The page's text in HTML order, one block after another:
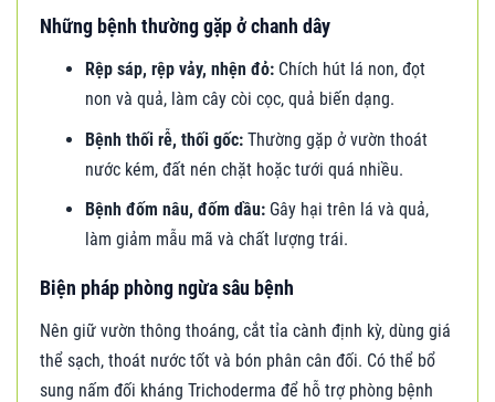
Những bệnh thường gặp ở chanh dây
Rệp sáp, rệp vảy, nhện đỏ:Chích hút lá non, đọt
non và quả, làm cây còi cọc, quả biến dạng.
Bệnh thối rễ, thối gốc:Thường gặp ở vườn thoát
nước kém, đất nén chặt hoặc tưới quá nhiều.
Bệnh đốm nâu, đốm dầu:Gây hại trên lá và quả,
làm giảm mẫu mã và chất lượng trái.
Biện pháp phòng ngừa sâu bệnh
Nên giữ vườn thông thoáng, cắt tỉa cành định kỳ, dùng giá
thể sạch, thoát nước tốt và bón phân cân đối. Có thể bổ
sung nấm đối kháng Trichoderma để hỗ trợ phòng bệnh